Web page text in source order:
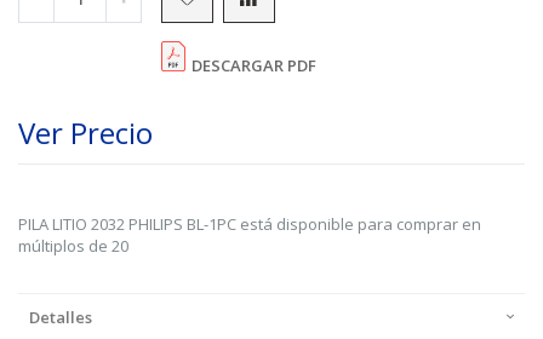
DESCARGAR PDF
Ver Precio
PILA LITIO 2032 PHILIPS BL-1PC está disponible para comprar en
múltiplos de 20
Detalles